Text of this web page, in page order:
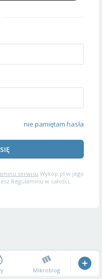
nie pamiętam hasła
serwisu Wykop.pl w jego
Regulaminu w całości,
Mikroblog